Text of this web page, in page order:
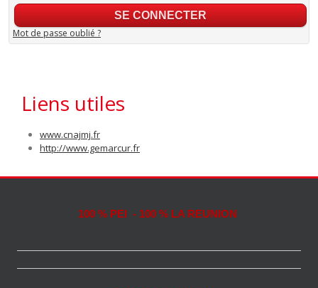
Mot de passe oublié ?
Liens utiles
www.cnajmj.fr
http://www.gemarcur.fr
100 % PEI - 100 % LA REUNION